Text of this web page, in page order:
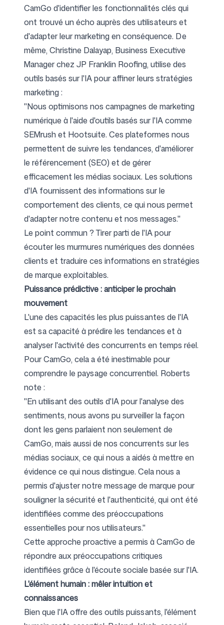
CamGo d'identifier les fonctionnalités clés qui
ont trouvé un écho auprès des utilisateurs et
d'adapter leur marketing en conséquence. De
même, Christine Dalayap, Business Executive
Manager chez JP Franklin Roofing, utilise des
outils basés sur l'IA pour affiner leurs stratégies
marketing :
"Nous optimisons nos campagnes de marketing
numérique à l'aide d'outils basés sur l'IA comme
SEMrush et Hootsuite. Ces plateformes nous
permettent de suivre les tendances, d'améliorer
le référencement (SEO) et de gérer
efficacement les médias sociaux. Les solutions
d'IA fournissent des informations sur le
comportement des clients, ce qui nous permet
d'adapter notre contenu et nos messages."
Le point commun ? Tirer parti de l'IA pour
écouter les murmures numériques des données
clients et traduire ces informations en stratégies
de marque exploitables.
Puissance prédictive : anticiper le prochain
mouvement
L'une des capacités les plus puissantes de l'IA
est sa capacité à prédire les tendances et à
analyser l'activité des concurrents en temps réel.
Pour CamGo, cela a été inestimable pour
comprendre le paysage concurrentiel. Roberts
note :
"En utilisant des outils d'IA pour l'analyse des
sentiments, nous avons pu surveiller la façon
dont les gens parlaient non seulement de
CamGo, mais aussi de nos concurrents sur les
médias sociaux, ce qui nous a aidés à mettre en
évidence ce qui nous distingue. Cela nous a
permis d'ajuster notre message de marque pour
souligner la sécurité et l'authenticité, qui ont été
identifiées comme des préoccupations
essentielles pour nos utilisateurs."
Cette approche proactive a permis à CamGo de
répondre aux préoccupations critiques
identifiées grâce à l'écoute sociale basée sur l'IA.
L'élément humain : mêler intuition et
connaissances
Bien que l'IA offre des outils puissants, l'élément